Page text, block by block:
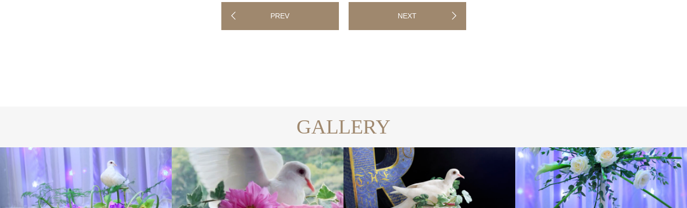
PREV NEXT
GALLERY